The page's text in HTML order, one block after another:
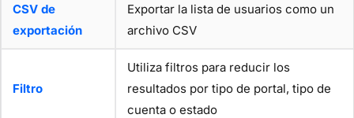
CSV de
exportación
Exportar la lista de usuarios como un
archivo CSV
Filtro
Utiliza filtros para reducir los
resultados por tipo de portal, tipo de
cuenta o estado